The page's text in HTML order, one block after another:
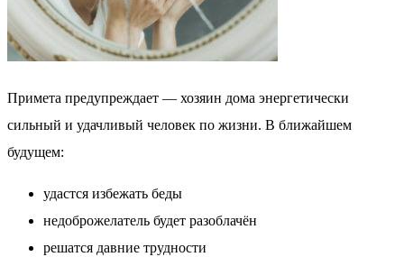
Примета предупреждает — хозяин дома энергетически
сильный и удачливый человек по жизни. В ближайшем
будущем:
удастся избежать беды
недоброжелатель будет разоблачён
решатся давние трудности